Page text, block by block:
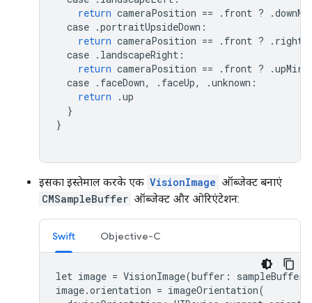
return cameraPosition == . front ? .
case .portraitUpsideDown :
return cameraPosition == . front ? .
case . landscapeRight :
return cameraPosition == . front ? .
case . faceDown, . faceUp, .unknown :
return
.up
}
}
इसका इस्तेमाल करके एक VisionImage ऑब्जेक्ट बनाएं
CMSampleBuffer ऑब्जेक्ट और ओरिएंटेशन:
Swift Objective-C
let image = VisionImage(buffer : sampleBuffer
image.orientation = imageOrientation(